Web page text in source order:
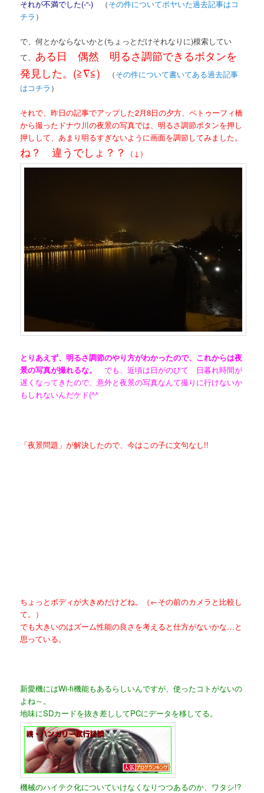
それが不満でした(-“-) （その件についてボヤいた過去記事はコ
チラ ）
で、何とかならないかと(ちょっとだけそれなりに)模索してい
て、 ある日 偶然 明るさ調節できるボタンを
発見した。(≧∇≦) （その件について書いてある過去記事
はコチラ ）
それで、昨日の記事でアップした2月8日の夕方、ペトゥーフィ橋
から撮ったドナウ川の夜景の写真では、明るさ調節ボタンを押し
押しして、あまり明るすぎないように画面を調節してみました。
ね？ 違うでしょ？？ （↓）
とりあえず、明るさ調節のやり方がわかったので、これからは夜
景の写真が撮れるな。
でも、近頃は日がのびて 日暮れ時間が
遅くなってきたので、意外と夜景の写真なんて撮りに行けないか
もしれないんだケド(^^ゞ
「夜景問題」が解決したので、今はこの子に文句なし!!
ちょっとボディが大きめだけどね。（←その前のカメラと比較し
て。）
でも大きいのはズーム性能の良さを考えると仕方がないかな…と
思っている。
新愛機にはWi-fi機能もあるらしいんですが、使ったコトがないの
よね～。
地味にSDカードを抜き差ししてPCにデータを移してる。
機械のハイテク化についていけなくなりつつあるのか、ワタシ!?